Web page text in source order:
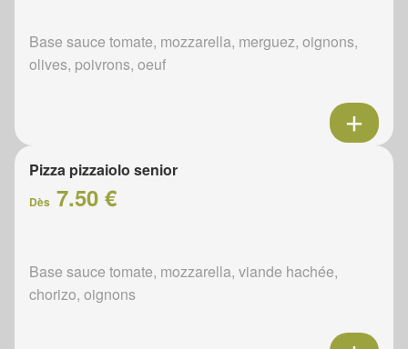
Base sauce tomate, mozzarella, merguez, oignons,
olives, poivrons, oeuf
Pizza pizzaiolo senior
Dès 7.50 €
Base sauce tomate, mozzarella, viande hachée,
chorizo, oignons